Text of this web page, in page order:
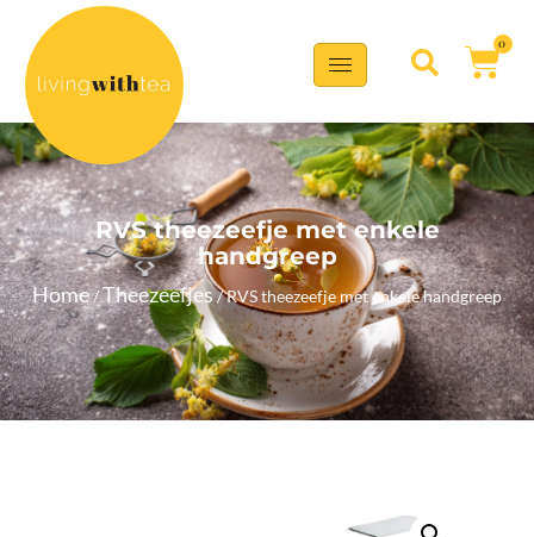
0
RVS theezeefje met enkele
handgreep
Home/Theezeefjes/ RVS theezeefje met enkele handgreep